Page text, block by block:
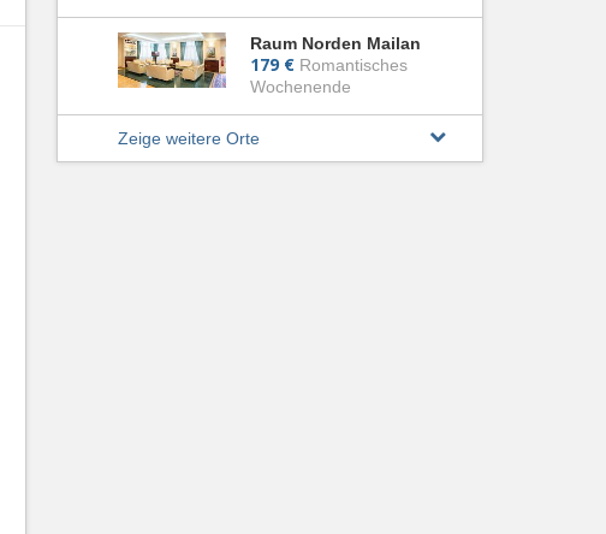
Raum Norden Mailan
179 € Romantisches
Wochenende
Zeige weitere Orte